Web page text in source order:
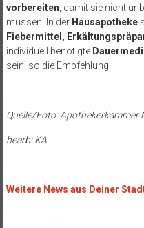
vorbereiten , damit sie nicht
müssen: In der Hausapotheke
Fiebermittel,
individuell benötigte
sein, so die Empfehlung.
Quelle/Foto: Apothekerkammer
bearb: KA
Weitere News aus Deiner